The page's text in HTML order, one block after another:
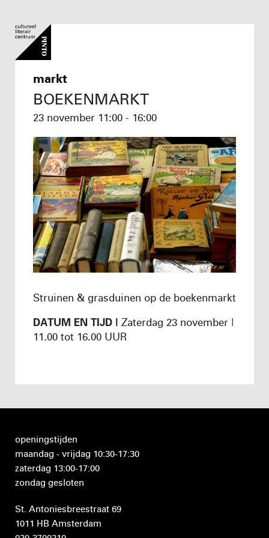
markt
BOEKENMARKT
23 november 11:00 - 16:00
Struinen & grasduinen op de boekenmarkt
DATUM EN TIJD | Zaterdag 23 november |
11.00 tot 16.00 UUR
openingstijden
maandag - vrijdag 10:30-17:30
zaterdag 13:00-17:00
zondag gesloten
St. Antoniesbreestraat 69
1011 HB Amsterdam